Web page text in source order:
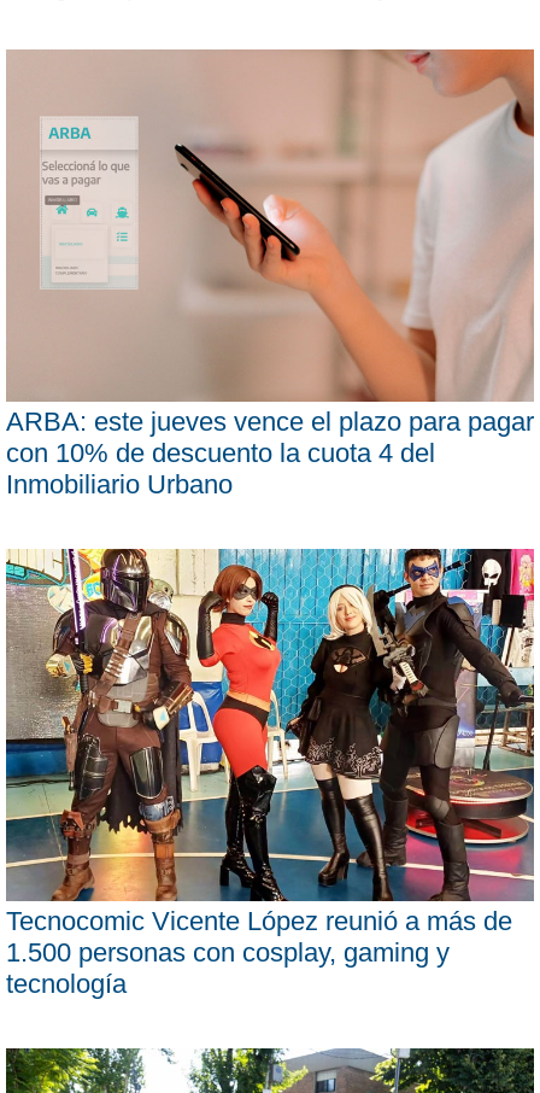
ARBA: este jueves vence el plazo para pagar
con 10% de descuento la cuota 4 del
Inmobiliario Urbano
Tecnocomic Vicente López reunió a más de
1.500 personas con cosplay, gaming y
tecnología